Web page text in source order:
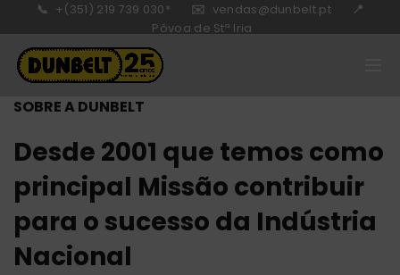
📞 +(351) 219 739 030* ✉️ vendas@dunbelt.pt
📍
Póvoa de Stª Iria
SOBRE A DUNBELT
Desde 2001 que temos como
principal Missão contribuir
para o sucesso da Indústria
Nacional